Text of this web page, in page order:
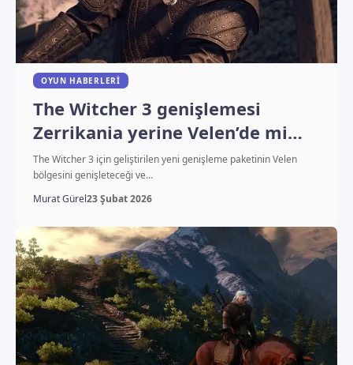
OYUN HABERLERI
The Witcher 3 genişlemesi
Zerrikania yerine Velen’de mi
geçecek?
The Witcher 3 için geliştirilen yeni genişleme paketinin Velen
bölgesini genişleteceği ve…
Murat Gürel23 Şubat 2026